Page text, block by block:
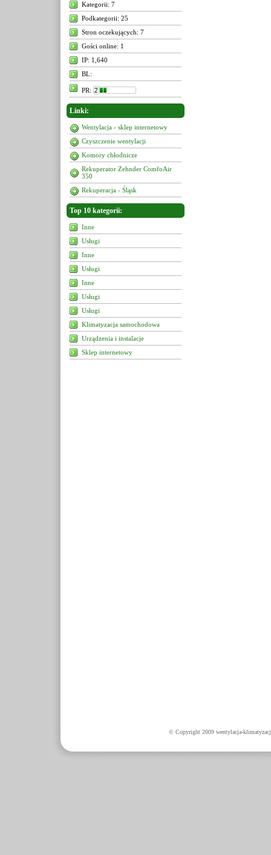
Kategorii: 7
Podkategorii: 25
Stron oczekujących: 7
Gości online: 1
IP: 1,640
BL:
PR:
Linki:
Wentylacja - sklep internetowy
Czyszczenie wentylacji
Komory chłodnicze
Rekuperator Zehnder ComfoAir
350
Rekuperacja - Śląsk
Top 10 kategorii:
Inne
Usługi
Inne
Usługi
Inne
Usługi
Usługi
Klimatyzacja samochodowa
Urządzenia i instalacje
Sklep internetowy
© Copyright 2009 wentylacja-